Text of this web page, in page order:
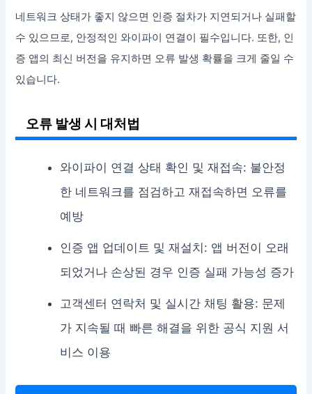
네트워크 상태가 좋지 않으면 인증 절차가 지연되거나 실패할
수 있으므로, 안정적인 와이파이 연결이 필수입니다. 또한, 인
증 앱의 최신 버전을 유지하면 오류 발생 확률을 크게 줄일 수
있습니다.
오류 발생 시 대처법
와이파이 연결 상태 확인 및 재접속: 불안정
한 네트워크를 점검하고 재접속하면 오류를
예방
인증 앱 업데이트 및 재설치: 앱 버전이 오래
되었거나 손상된 경우 인증 실패 가능성 증가
고객센터 연락처 및 실시간 채팅 활용: 문제
가 지속될 때 빠른 해결을 위한 공식 지원 서
비스 이용